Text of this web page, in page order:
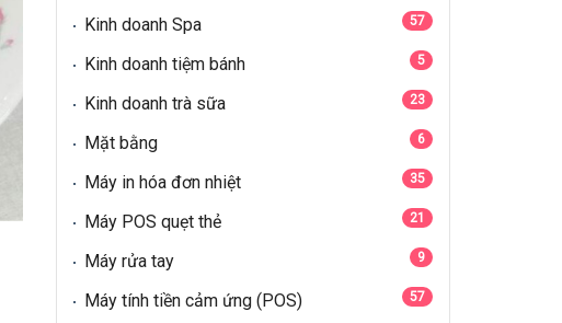
Kinh doanh Spa 57
Kinh doanh tiệm bánh 5
Kinh doanh trà sữa 23
Mặt bằng 6
Máy in hóa đơn nhiệt 35
Máy POS quẹt thẻ 21
Máy rửa tay 9
Máy tính tiền cảm ứng (POS) 57